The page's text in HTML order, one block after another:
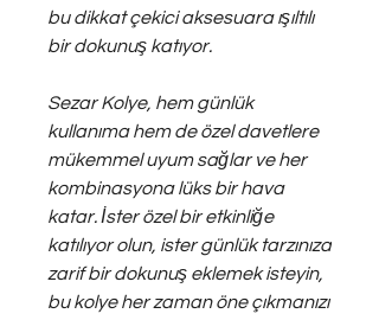
bu dikkat çekici aksesuara ışıltılı
bir dokunuş katıyor.
Sezar Kolye, hem günlük
kullanıma hem de özel davetlere
mükemmel uyum sağlar ve her
kombinasyona lüks bir hava
katar. İster özel bir etkinliğe
katılıyor olun, ister günlük tarzınıza
zarif bir dokunuş eklemek isteyin,
bu kolye her zaman öne çıkmanızı